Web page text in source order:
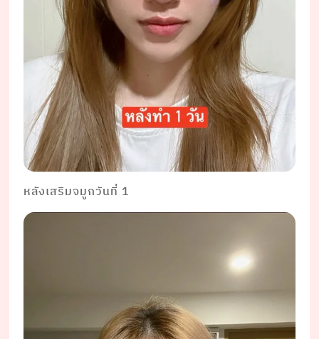
หลังเสริมจมูกวันที่ 1